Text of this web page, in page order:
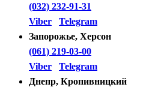
(032) 232-91-31
Viber
Telegram
Запорожье, Херсон
(061) 219-03-00
Viber
Telegram
Днепр, Кропивницкий